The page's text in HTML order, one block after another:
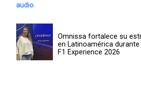
Omnissa fortalece su
en Latinoamérica
F1 Experience 2026